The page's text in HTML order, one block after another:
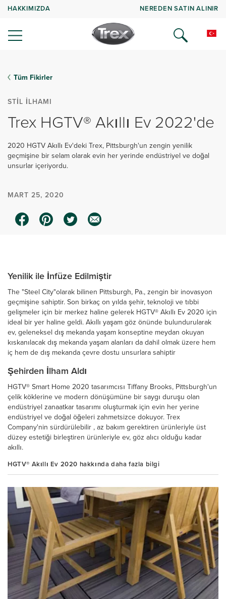
HAKKIMIZDA NEREDEN SATIN ALINIR
Tüm Fikirler
STIL İLHAMI
Trex HGTV® Akıllı Ev 2022'de
2020 HGTV Akıllı Ev'deki Trex, Pittsburgh'un zengin yenilik
geçmişine bir selam olarak evin her yerinde endüstriyel ve doğal
unsurlar içeriyordu.
MART 25, 2020
Yenilik ile İnfüze Edilmiştir
The "Steel City"olarak bilinen Pittsburgh, Pa., zengin bir inovasyon
geçmişine sahiptir. Son birkaç on yılda şehir, teknoloji ve tıbbi
gelişmeler için bir merkez haline gelerek HGTV® Akıllı Ev 2020 için
ideal bir yer haline geldi. Akıllı yaşam göz önünde bulundurularak
ev, geleneksel dış mekanda yaşam konseptine meydan okuyan
kıskanılacak dış mekanda yaşam alanları da dahil olmak üzere hem
iç hem de dış mekanda çevre dostu unsurlara sahiptir
Şehirden İlham Aldı
HGTV® Smart Home 2020 tasarımcısı Tiffany Brooks, Pittsburgh'un
çelik köklerine ve modern dönüşümüne bir saygı duruşu olan
endüstriyel zanaatkar tasarımı oluşturmak için evin her yerine
endüstriyel ve doğal öğeleri zahmetsizce dokuyor. Trex
Company'nin sürdürülebilir , az bakım gerektiren ürünleriyle üst
düzey estetiği birleştiren ürünleriyle ev, göz alıcı olduğu kadar
akıllı.
HGTV® Akıllı Ev 2020 hakkında daha fazla bilgi